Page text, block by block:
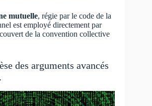
mutuelle, régie par le code de la
est employé directement par
de la convention collective
des arguments avancés